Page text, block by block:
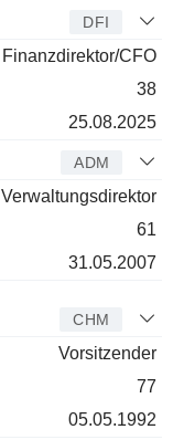
DFI
Finanzdirektor/CFO
38
25.08.2025
ADM
Verwaltungsdirektor
61
31.05.2007
CHM
Vorsitzender
77
05.05.1992